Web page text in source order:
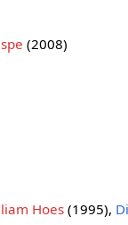
(2008)
Hoes(1995),